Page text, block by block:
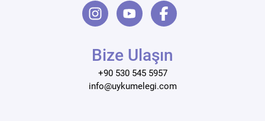
Bize Ulaşın
+90 530 545 5957
info@uykumelegi.com